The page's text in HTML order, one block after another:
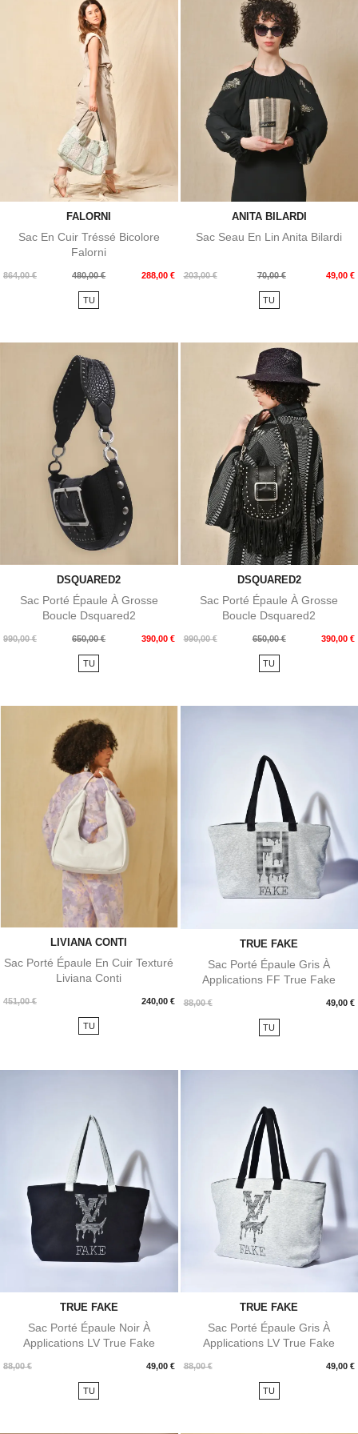
FALORNI
Sac En Cuir Tréssé Bicolore
Falorni
864,00 €
Prix
480,00 € 288,00 €
Prix
TU
ANITA BILARDI
Sac Seau En Lin Anita Bilardi
203,00 €
Prix
70,00 € 49,00 €
Prix
TU
DSQUARED2
Sac Porté Épaule À Grosse
Boucle Dsquared2
990,00 €
Prix
650,00 € 390,00 €
Prix
TU
DSQUARED2
Sac Porté Épaule À Grosse
Boucle Dsquared2
990,00 €
Prix
650,00 € 390,00 €
Prix
TU
LIVIANA CONTI
Sac Porté Épaule En Cuir Texturé
Liviana Conti
451,00 € 240,00 €
Prix
TU
TRUE FAKE
Sac Porté Épaule Gris À
Applications FF True Fake
88,00 € 49,00 €
Prix
TU
TRUE FAKE
Sac Porté Épaule Noir À
Applications LV True Fake
88,00 € 49,00 €
Prix
TU
TRUE FAKE
Sac Porté Épaule Gris À
Applications LV True Fake
88,00 € 49,00 €
Prix
TU